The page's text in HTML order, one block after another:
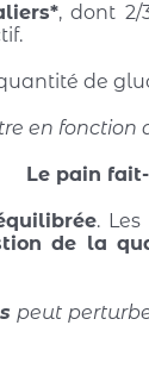
, dont 2/
de
en
Le pain
.
de la
peut